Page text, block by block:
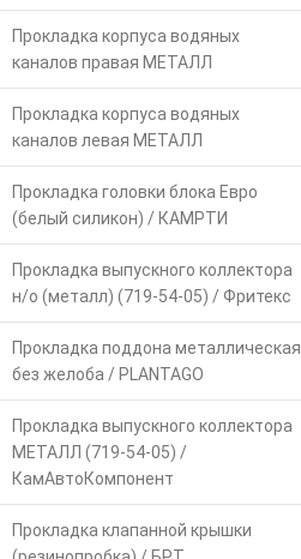
Прокладка корпуса водяных
каналов правая МЕТАЛЛ
Прокладка корпуса водяных
каналов левая МЕТАЛЛ
Прокладка головки блока Евро
(белый силикон) / КАМРТИ
Прокладка выпускного коллектора
н/о (металл) (719-54-05) / Фритекс
Прокладка поддона металлическая
без желоба / PLANTAGO
Прокладка выпускного коллектора
МЕТАЛЛ (719-54-05) /
КамАвтоКомпонент
Прокладка клапанной крышки